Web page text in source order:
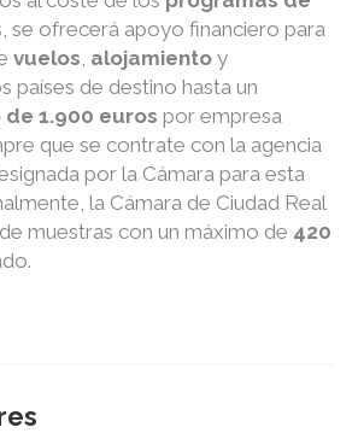
se ofrecerá apoyo financiero para
vuelos alojamiento y
países de destino hasta un
de 1.900 euros por empresa
que se contrate con la agencia
por la Cámara para esta
la Cámara de Ciudad Real
muestras con un máximo de 420